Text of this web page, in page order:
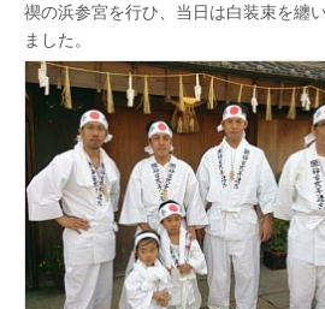
電子
版
宮
式
遷
宮
御
白
石
奉
献
行
事
参
加
は
禊の浜参宮を行ひ、当日は白装束を纏
ました。